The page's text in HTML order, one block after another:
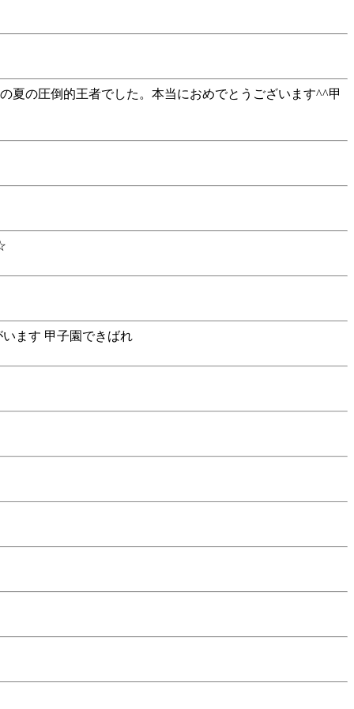
夏の圧倒的王者でした。本当におめでとうございます^^甲
ます 甲子園できばれ